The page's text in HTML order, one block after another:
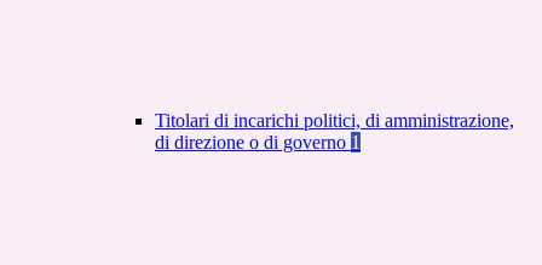
Titolari di incarichi politici, di amministrazione,
di direzione o di governo 1